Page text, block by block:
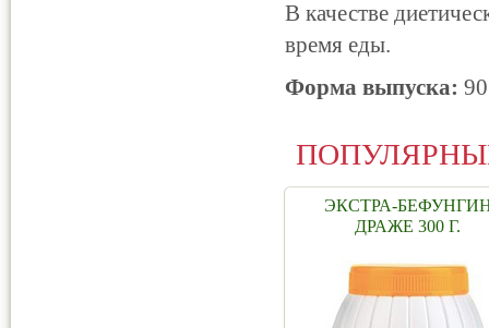
В качестве
время еды.
Форма выпуска:
ЭКСТРА-
ДРАЖЕ 300 Г.